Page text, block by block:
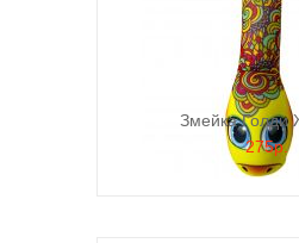
Змейка Голди
275р.